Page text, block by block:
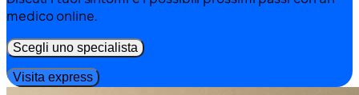
medico online.
Scegli uno specialista
Visita express